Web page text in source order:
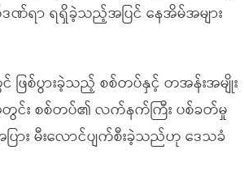
ဏ်ရာ ရရှိခဲ့သည့်အပြင် နေအိမ်အများ
ြစ်ပွားခဲ့သည့် စစ်တပ်နှင့် တအန်းအမျိုး
တွင်း စစ်တပ်၏ လက်နက်ကြီး ပစ်ခတ်မှု
ြား မီးလောင်ပျက်စီးခဲ့သည်ဟု ဒေသခံ